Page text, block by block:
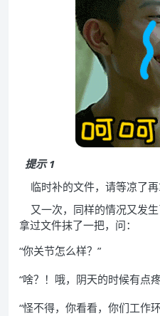
提示 1
临时补的文件，请等凉了再
又一次，同样的情况又发
拿过文件抹了一把，问：
“你关节怎么样？”
“啥？！哦，阴天的时候有点疼
“怪不得，你看看，你们工作